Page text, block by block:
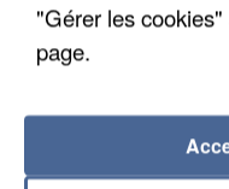
"Gérer les
page.